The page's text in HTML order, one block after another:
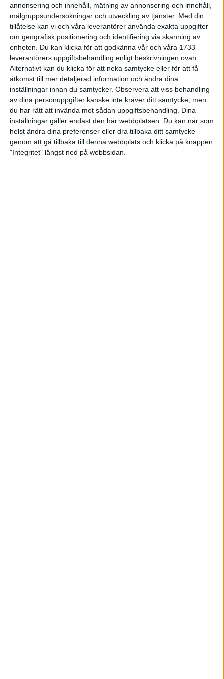
annonsering och innehåll, mätning av annonsering och innehåll,
målgruppsundersokningar och utveckling av tjänster. Med din
tillåtelse kan vi och våra leverantörer använda exakta uppgifter
om geografisk positionering och identifiering via skanning av
enheten. Du kan klicka för att godkänna vår och våra 1733
leverantörers uppgiftsbehandling enligt beskrivningen ovan.
Alternativt kan du klicka för att neka samtycke eller för att få
åtkomst till mer detaljerad information och ändra dina
inställningar innan du samtycker. Observera att viss behandling
av dina personuppgifter kanske inte kräver ditt samtycke, men
du har rätt att invända mot sådan uppgiftsbehandling. Dina
inställningar gäller endast den här webbplatsen. Du kan när som
helst ändra dina preferenser eller dra tillbaka ditt samtycke
genom att gå tillbaka till denna webbplats och klicka på knappen
"Integritet" längst ned på webbsidan.
TV4 sänder hela dagen
TV4 sänder ASICS Stockholm Marathon för 22:a året.
Sändningen i TV4 och CMore.se pågår sedan mellan kl. 11.45
och 15.30.
Liveresultat för alla löpare
Mellantider och de preliminära resultaten finns live på loppets
hemsida under loppet. Den officiella resultatlistan publiceras